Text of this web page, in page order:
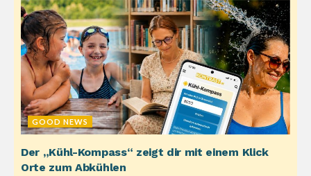
GOOD NEWS
Der „Kühl-Kompass“ zeigt dir mit einem Klick
Orte zum Abkühlen